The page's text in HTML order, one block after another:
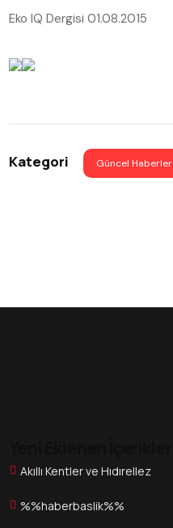
Eko IQ Dergisi 01.08.2015
Kategori Güncel Haberler
Akıllı Kentler ve Hıdırellez
%%haberbaslik%%